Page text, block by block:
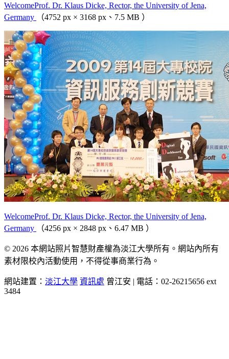
WelcomeProf. Dr. Klaus Dicke, Rector, the University of Jena,
Germany
（4752 px × 3168 px、7.5 MB ）
WelcomeProf. Dr. Klaus Dicke, Rector, the University of Jena,
Germany
（4256 px × 2848 px、6.47 MB ）
© 2026 本網站照片智慧財產權為淡江大學所有。網站內所有
素材限校內活動使用，不得從事商業行為。
網站建置： 淡江大學 資訊處 曾江安 | 電話：02-26215656 ext
3484